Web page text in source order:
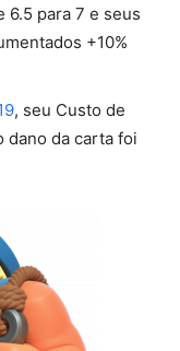
6.5 para 7 e seus
+10%
, seu Custo de
dano da carta foi